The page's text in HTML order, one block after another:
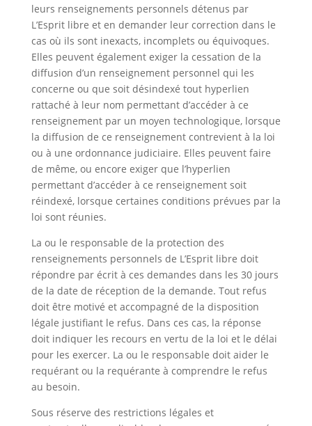
leurs renseignements personnels détenus par
L’Esprit libre et en demander leur correction dans le
cas où ils sont inexacts, incomplets ou équivoques.
Elles peuvent également exiger la cessation de la
diffusion d’un renseignement personnel qui les
concerne ou que soit désindexé tout hyperlien
rattaché à leur nom permettant d’accéder à ce
renseignement par un moyen technologique, lorsque
la diffusion de ce renseignement contrevient à la loi
ou à une ordonnance judiciaire. Elles peuvent faire
de même, ou encore exiger que l’hyperlien
permettant d’accéder à ce renseignement soit
réindexé, lorsque certaines conditions prévues par la
loi sont réunies.
La ou le responsable de la protection des
renseignements personnels de L’Esprit libre doit
répondre par écrit à ces demandes dans les 30 jours
de la date de réception de la demande. Tout refus
doit être motivé et accompagné de la disposition
légale justifiant le refus. Dans ces cas, la réponse
doit indiquer les recours en vertu de la loi et le délai
pour les exercer. La ou le responsable doit aider le
requérant ou la requérante à comprendre le refus
au besoin.
Sous réserve des restrictions légales et